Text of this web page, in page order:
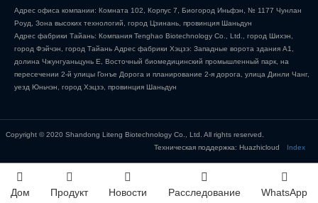
Адрес офиса компании: Комната 102, Корпус 7, Биогород Иньфэн, № 1177 Чунлан
Роуд, Зона высоких технологий, город Цзинань, провинция Шаньдун
Адрес фабрики Тайань: Компания Tenghao Biotechnology Co., Ltd., город Шихэн,
город Фэйчэн, город Тайань Адрес фабрики Хэцзэ: Западные ворота здания А1,
долина Чжунгуаньцунь Е, Восточный биомедицинский промышленный парк, на
пересечении 2-й улицы Гонъе Дорога и планирование 2-я дорога, улица Динли Чанг,
уезд Юньчэн, город Хэцзэ, провинция Шаньдун
Copyright © 2020 Shandong Liteng Biotechnology Co., Ltd. All rights reserved.
Техническая поддержка: Huazhicloud
Index
Дом Продукт Новости Расследование WhatsApp